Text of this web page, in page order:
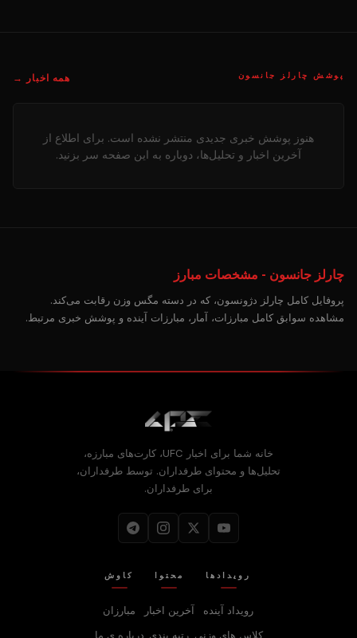
پوشش چارلز جانسون همه اخبار →
هنوز پوشش خبری جدیدی منتشر نشده است. برای اطلاع از
آخرین اخبار و تحلیل‌ها، دوباره به این صفحه سر بزنید.
چارلز جانسون - مشخصات مبارز
پروفایل کامل چارلز دژونسون، که در دسته مگس وزن رقابت می‌کند.
مشاهده سوابق کامل مبارزات، آمار، مبارزات آینده و پوشش خبری مرتبط.
خانه شما برای اخبار UFC، کارت‌های مبارزه،
تحلیل‌ها و محتوای طرفداران. توسط طرفداران،
برای طرفداران.
رویدادها
رویداد آینده
کلاس های وزنی
محتوا
آخرین اخبار
رتبه بندی
کاوش
مبارزان
درباره‌ ی ما